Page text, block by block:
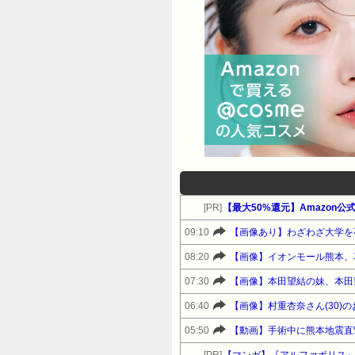
[PR] 【最大50%還元】Amazon公
09:10 【画像あり】わざわざ大学
08:20 【画像】イオンモール熊本
07:30 【画像】本田望結の妹、本
06:40 【画像】村重杏奈さん(30)
05:50 【動画】手術中に熊本地震